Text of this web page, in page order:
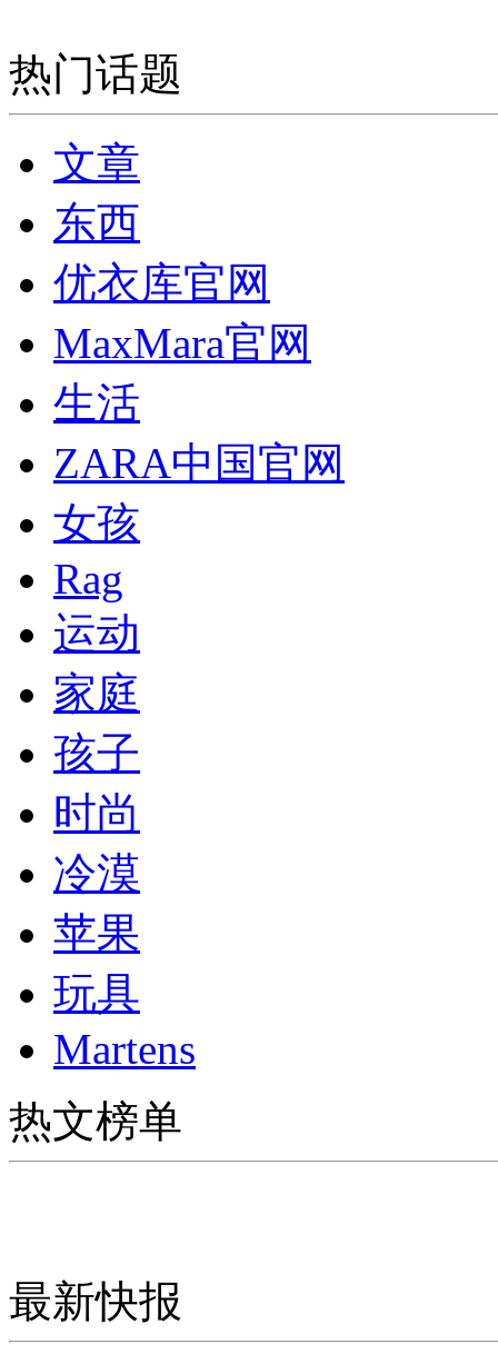
热门话题
文章
东西
优衣库官网
MaxMara官网
生活
ZARA中国官网
女孩
Rag
运动
家庭
孩子
时尚
冷漠
苹果
玩具
Martens
热文榜单
最新快报